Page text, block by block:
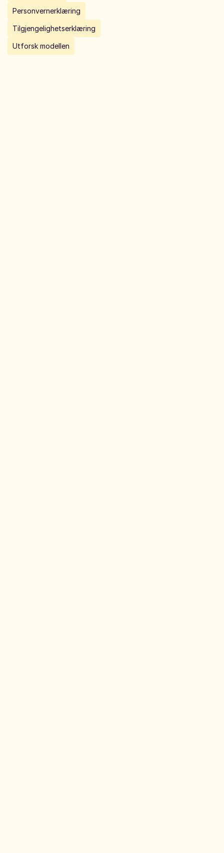
Personvernerklæring
Tilgjengelighetserklæring
Utforsk modellen